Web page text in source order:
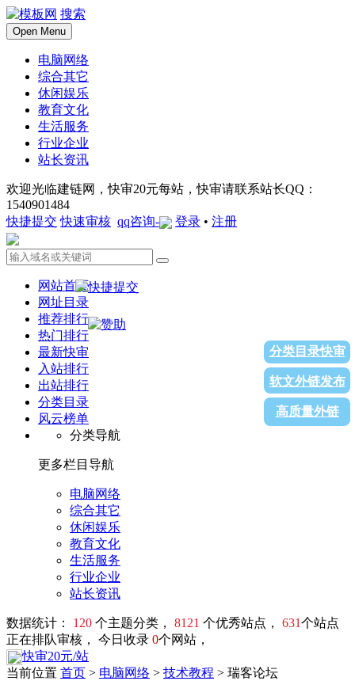
搜索
Open Menu
电脑网络
综合其它
休闲娱乐
教育文化
生活服务
行业企业
站长资讯
欢迎光临建链网，快审20元每站，快审请联系站长QQ：
1540901484
快捷提交 快速审核 qq咨询- 登录 • 注册
网站首页
网址目录
推荐排行
热门排行
最新快审
入站排行
出站排行
分类目录
风云榜单
分类导航
更多栏目导航
电脑网络
综合其它
休闲娱乐
教育文化
生活服务
行业企业
站长资讯
数据统计： 120 个主题分类， 8121 个优秀站点， 631个站点
正在排队审核， 今日收录 0个网站，
快审20元/站
分类目录快审
软文外链发布
高质量外链
当前位置 首页 > 电脑网络 > 技术教程 > 瑞客论坛